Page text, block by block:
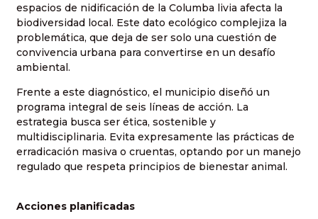
espacios de nidificación de la Columba livia afecta la
biodiversidad local. Este dato ecológico complejiza la
problemática, que deja de ser solo una cuestión de
convivencia urbana para convertirse en un desafío
ambiental.
Frente a este diagnóstico, el municipio diseñó un
programa integral de seis líneas de acción. La
estrategia busca ser ética, sostenible y
multidisciplinaria. Evita expresamente las prácticas de
erradicación masiva o cruentas, optando por un manejo
regulado que respeta principios de bienestar animal.
Acciones planificadas